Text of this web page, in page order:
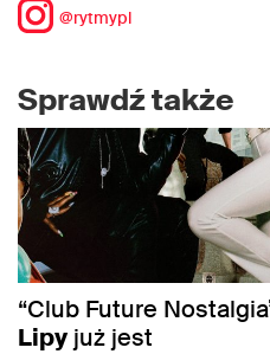
@rytmypl
Sprawdź także
“Club Future
Lipy już jest